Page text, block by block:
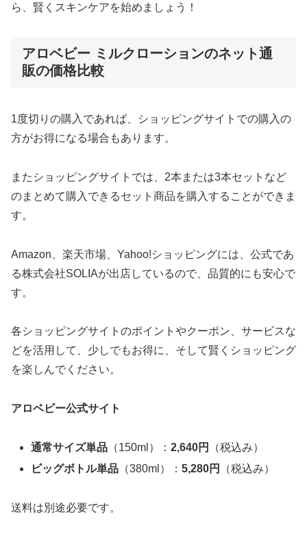
ら、賢くスキンケアを始めましょう！
アロベビー ミルクローションのネット通
販の価格比較
1度切りの購入であれば、ショッピングサイトでの購入の
方がお得になる場合もあります。
またショッピングサイトでは、2本または3本セットなど
のまとめて購入できるセット商品を購入することができま
す。
Amazon、楽天市場、Yahoo!ショッピングには、公式であ
る株式会社SOLIAが出店しているので、品質的にも安心で
す。
各ショッピングサイトのポイントやクーポン、サービスな
どを活用して、少しでもお得に、そして賢くショッピング
を楽しんでください。
アロベビー公式サイト
通常サイズ単品 （150ml）：2,640円
（税込み）
ビッグボトル単品 （380ml）：5,280円 （税込み）
送料は別途必要です。